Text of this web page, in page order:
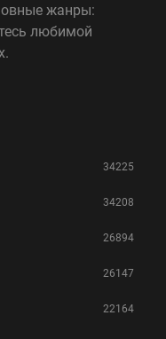
жанры:
любимой
34225
34208
26894
26147
22164